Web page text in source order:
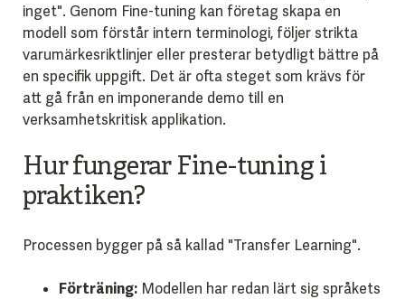
inget". Genom Fine-tuning kan företag skapa en
modell som förstår intern terminologi, följer strikta
varumärkesriktlinjer eller presterar betydligt bättre på
en specifik uppgift. Det är ofta steget som krävs för
att gå från en imponerande demo till en
verksamhetskritisk applikation.
Hur fungerar Fine-tuning i
praktiken?
Processen bygger på så kallad "Transfer Learning".
Förträning:Modellen har redan lärt sig språkets